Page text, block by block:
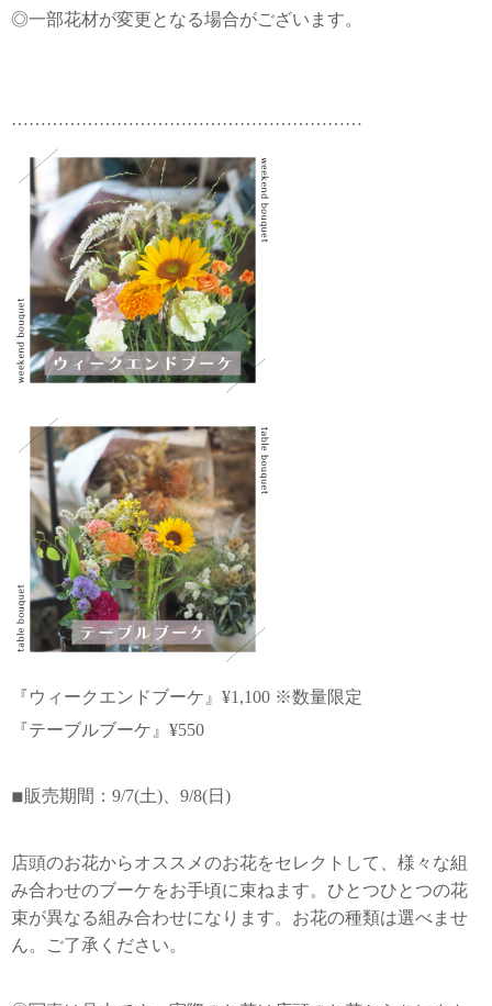
◎一部花材が変更となる場合がございます。
……………………………………………………
『ウィークエンドブーケ』¥1,100 ※数量限定
『テーブルブーケ』¥550
◾︎販売期間：9/7(土)、9/8(日)
店頭のお花からオススメのお花をセレクトして、様々な組
み合わせのブーケをお手頃に束ねます。ひとつひとつの花
束が異なる組み合わせになります。お花の種類は選べませ
ん。ご了承ください。